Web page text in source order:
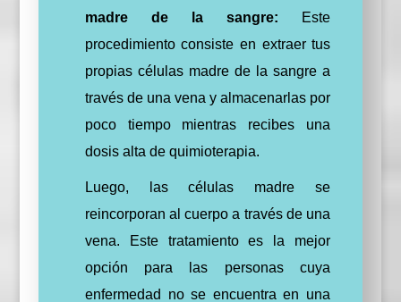
madre de la sangre: Este
procedimiento consiste en extraer tus
propias células madre de la sangre a
través de una vena y almacenarlas por
poco tiempo mientras recibes una
dosis alta de quimioterapia.
Luego, las células madre se
reincorporan al cuerpo a través de una
vena. Este tratamiento es la mejor
opción para las personas cuya
enfermedad no se encuentra en una